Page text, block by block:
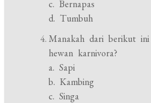
c. Bernapas
d. Tumbuh
Manakah dari berikut
hewan karnivora?
a. Sapi
b. Kambing
c. Singa